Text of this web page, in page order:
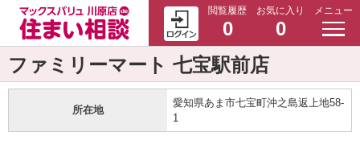
閲覧履歴
0
お気に入り
0
メニュー
ファミリーマート 七宝駅前店
所在地
愛知県あま市七宝町沖之島返上地58-
1